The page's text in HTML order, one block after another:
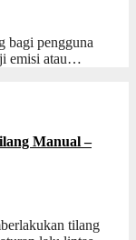
bagi pengguna
emisi atau…
Manual –
tilang